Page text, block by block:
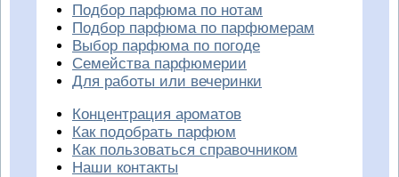
Подбор парфюма по нотам
Подбор парфюма по парфюмерам
Выбор парфюма по погоде
Семейства парфюмерии
Для работы или вечеринки
Концентрация ароматов
Как подобрать парфюм
Как пользоваться справочником
Наши контакты